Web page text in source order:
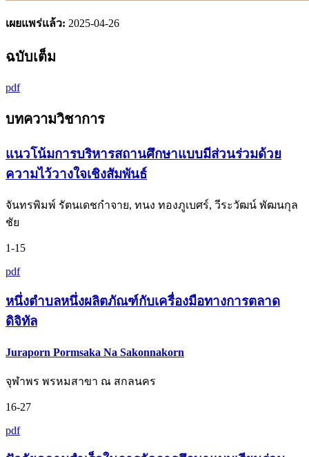
เผยแพร่แล้ว: 2025-04-26
ฉบับเต็ม
pdf
บทความวิชาการ
แนวโน้มการบริหารสถานศึกษาแบบมีส่วนร่วมด้วย
ความไว้วางใจเชิงสัมพันธ์
จันทรพิมพ์ รัตนเดชกำจาย, ทนง ทองภูเบศร์, วีระวัฒน์ พัฒนกุล
ชัย
1-15
pdf
หนึ่งตำบลหนึ่งผลิตภัณฑ์กับเครื่องมือทางการตลาด
ดิจิทัล
Juraporn Pormsaka Na Sakonnakorn
จุฬาพร พรหมสาขา ณ สกลนคร
16-27
pdf